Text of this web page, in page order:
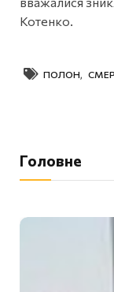
Котенко.
ПОЛОН
Головне